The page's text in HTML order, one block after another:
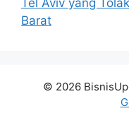
Tel Aviv yang
Barat
© 2026